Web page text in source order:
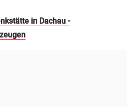
in Dachau -